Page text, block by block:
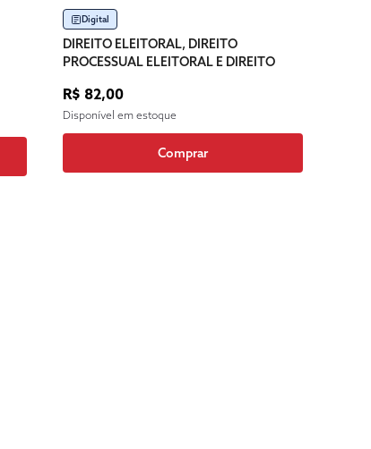
Digital
DIREITO ELEITORAL, DIREITO
PROCESSUAL ELEITORAL E DIREITO
R$ 82,00
Disponível em estoque
Comprar